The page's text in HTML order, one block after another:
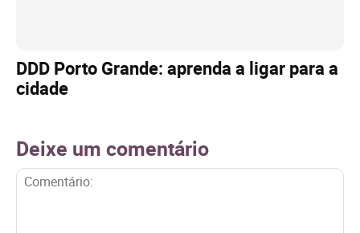
DDD Porto Grande: aprenda a ligar para a
cidade
Deixe um comentário